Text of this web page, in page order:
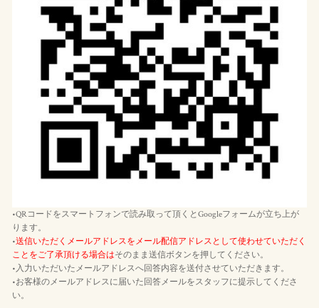
•QRコードをスマートフォンで読み取って頂くとGoogleフォームが立ち上が
ります。
•送信いただくメールアドレスをメール配信アドレスとして使わせていただく
ことをご了承頂ける場合はそのまま送信ボタンを押してください。
•入力いただいたメールアドレスへ回答内容を送付させていただきます。
•お客様のメールアドレスに届いた回答メールをスタッフに提示してくださ
い。